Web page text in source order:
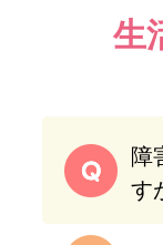
生
障
す